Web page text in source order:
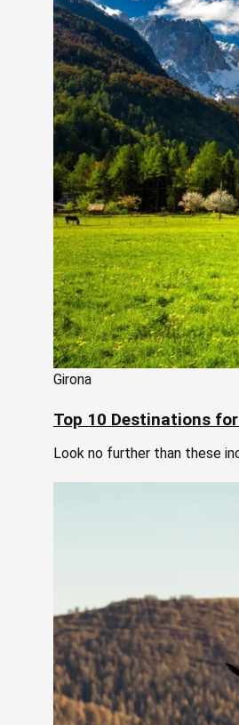
Girona
Top 10 Destinations
Look no further than these